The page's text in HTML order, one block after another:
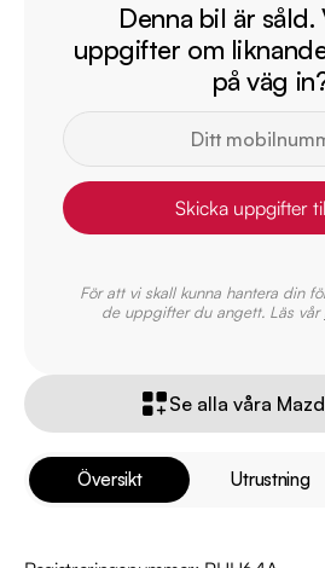
Översikt Utrustning
Denna bil är
uppgifter om
på väg
Skicka uppgifter
För att vi skall kunna hantera din
de uppgifter du angett. Läs vår
Se alla våra